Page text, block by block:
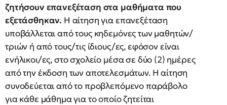
ζητήσουν επανεξέταση στα μαθήματα που
εξετάσθηκαν. Η αίτηση για επανεξέταση
υποβάλλεται από τους κηδεμόνες των μαθητών/
τριών ή από τους/τις ίδιους/ες, εφόσον είναι
ενήλικοι/ες, στο σχολείο μέσα σε δύο (2) ημέρες
από την έκδοση των αποτελεσμάτων. Η αίτηση
συνοδεύεται από το προβλεπόμενο παράβολο
για κάθε μάθημα για το οποίο ζητείται